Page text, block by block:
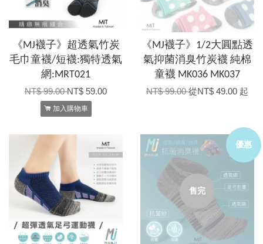
《MJ襪子》超透氣竹炭
毛巾童襪/短襪:獨特透氣
網:MRT021
NT$ 99.00NT$ 59.00
加入購物車
《MJ襪子》1/2大圓點透
氣抑菌消臭竹炭襪 純棉
童襪 MK036 MK037
NT$ 99.00從NT$ 49.00 起
優惠
售完